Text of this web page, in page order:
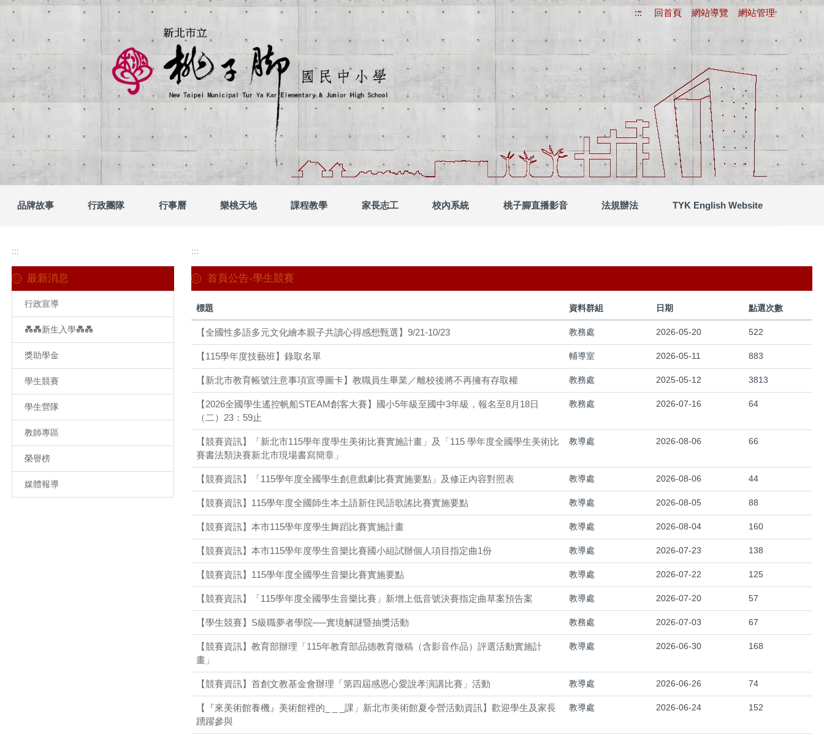
跳
主
容
::: 回首頁 網站導覽 網站管理
新北市立桃子腳國民中小學
品牌故事 行政團隊 行事曆 樂桃天地 課程教學 家長志工 校內系統 桃子腳直播影音 法規辦法 TYK English Website
:::
最新消息
行政宣導
💑💑新生入學💑💑
獎助學金
學生競賽
學生營隊
教師專區
榮譽榜
媒體報導
:::
首頁公告-學生競賽
標題 資料群組 日期 點選次數
【全國性多語多元文化繪本親子共讀心得感想甄選】9/21-10/23 教務處 2026-05-20 522
【115學年度技藝班】錄取名單 輔導室 2026-05-11 883
【新北市教育帳號注意事項宣導圖卡】教職員生畢業／離校後將不再擁有存取權 教務處 2025-05-12 3813
【2026全國學生遙控帆船STEAM創客大賽】國小5年級至國中3年級，報名至8月18日
（二）23：59止
教務處 2026-07-16 64
【競賽資訊】「新北市115學年度學生美術比賽實施計畫」及「115 學年度全國學生美術比
賽書法類決賽新北市現場書寫簡章」
教導處 2026-08-06 66
【競賽資訊】「115學年度全國學生創意戲劇比賽實施要點」及修正內容對照表 教導處 2026-08-06 44
【競賽資訊】115學年度全國師生本土語新住民語歌謠比賽實施要點 教導處 2026-08-05 88
【競賽資訊】本市115學年度學生舞蹈比賽實施計畫 教導處 2026-08-04 160
【競賽資訊】本市115學年度學生音樂比賽國小組試辦個人項目指定曲1份 教導處 2026-07-23 138
【競賽資訊】115學年度全國學生音樂比賽實施要點 教導處 2026-07-22 125
【競賽資訊】「115學年度全國學生音樂比賽」新增上低音號決賽指定曲草案預告案 教導處 2026-07-20 57
【學生競賽】S級職夢者學院──實境解謎暨抽獎活動 教務處 2026-07-03 67
【競賽資訊】教育部辦理「115年教育部品德教育徵稿（含影音作品）評選活動實施計
畫」
教導處 2026-06-30 168
【競賽資訊】首創文教基金會辦理「第四屆感恩心愛說孝演講比賽」活動 教導處 2026-06-26 74
【『來美術館養機』美術館裡的_ _ _課」新北市美術館夏令營活動資訊】歡迎學生及家長
踴躍參與
教導處 2026-06-24 152